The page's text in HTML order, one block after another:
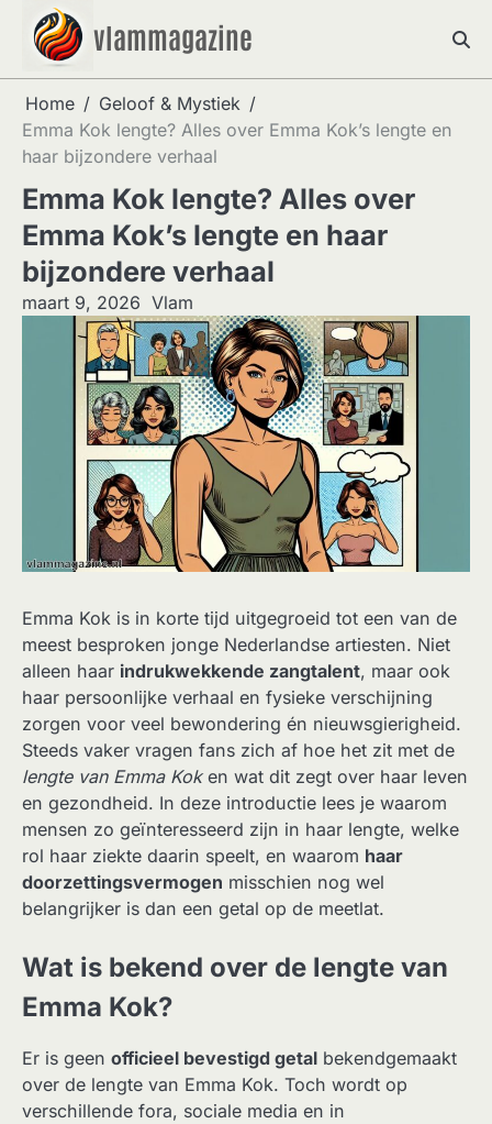
content
vlammagazine
Home
Geloof & Mystiek
Emma Kok lengte? Alles over Emma Kok’s lengte en
haar bijzondere verhaal
Emma Kok lengte? Alles over
Emma Kok’s lengte en haar
bijzondere verhaal
maart 9, 2026 Vlam
Emma Kok is in korte tijd uitgegroeid tot een van de
meest besproken jonge Nederlandse artiesten. Niet
alleen haar indrukwekkende zangtalent, maar ook
haar persoonlijke verhaal en fysieke verschijning
zorgen voor veel bewondering én nieuwsgierigheid.
Steeds vaker vragen fans zich af hoe het zit met de
lengte van Emma Koken wat dit zegt over haar leven
en gezondheid. In deze introductie lees je waarom
mensen zo geïnteresseerd zijn in haar lengte, welke
rol haar ziekte daarin speelt, en waarom haar
doorzettingsvermogen misschien nog wel
belangrijker is dan een getal op de meetlat.
Wat is bekend over de lengte van
Emma Kok?
Er is geen officieel bevestigd getal bekendgemaakt
over de lengte van Emma Kok. Toch wordt op
verschillende fora, sociale media en in